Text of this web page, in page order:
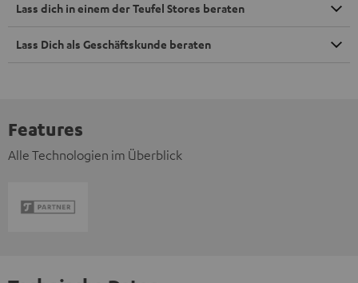
Lass dich in einem der Teufel Stores beraten
Lass Dich als Geschäftskunde beraten
Features
Alle Technologien im Überblick